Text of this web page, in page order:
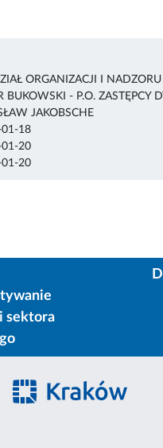
ORGANIZACJI I NADZORU
BUKOWSKI - P.O. ZASTĘPCY
JAKOBSCHE
18
20
20
sektora